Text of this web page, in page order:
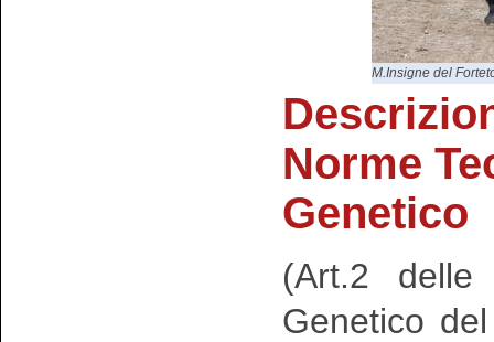
M.Insigne del
Norme
Genetico
(Art.2 delle
Genetico